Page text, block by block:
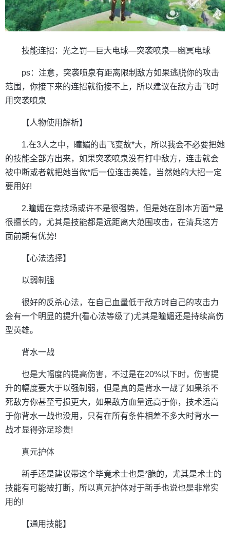
技能连招：光之罚—巨大电球—突袭喷泉—幽冥电球
ps：注意，突袭喷泉有距离限制敌方如果逃脱你的攻击
范围，你接下来的连招就衔接不上，所以建议在敌方击飞时
用突袭喷泉
【人物使用解析】
1.在3人之中，瞳媚的击飞变故*大，所以我会不必要把她
的技能全部方出来，如果突袭喷泉没有打中敌方，连击就会
被中断或者就把她当做*后一位连击英雄，当然她的大招一定
要用好!
2.瞳媚在竞技场或许不是很强势，但是她在副本方面**是
很擅长的，尤其是技能都是远距离大范围攻击，在清兵这方
面前期有优势!
【心法选择】
以弱制强
很好的反杀心法，在自己血量低于敌方时自己的攻击力
会有一个明显的提升(看心法等级了)尤其是瞳媚还是持续高伤
型英雄。
背水一战
也是大幅度的提高伤害，不过是在20%以下时，伤害提
升的幅度要大于以强制弱，但是真的是背水一战了如果杀不
死敌方你甚至亏损更大，如果敌方血量远高于你，技术远高
于你背水一战也没用，只有在所有条件相差不多大时背水一
战才显得弥足珍贵!
真元护体
新手还是建议带这个毕竟术士也是*脆的，尤其是术士的
技能有可能被打断，所以真元护体对于新手也说也是非常实
用的!
【通用技能】